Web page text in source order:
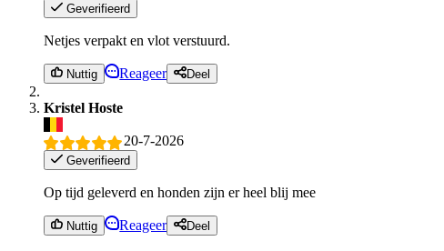
Geverifieerd
Netjes verpakt en vlot verstuurd.
Nuttig Reageer Deel
Kristel Hoste
20-7-2026
Geverifieerd
Op tijd geleverd en honden zijn er heel blij mee
Nuttig Reageer Deel